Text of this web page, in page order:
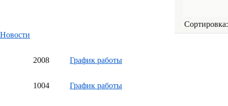
Новости
2008 График работы
1004 График работы